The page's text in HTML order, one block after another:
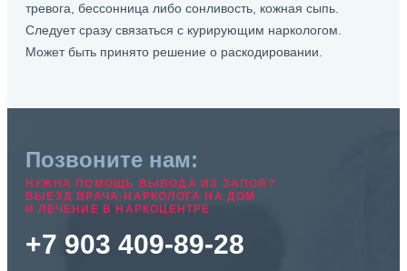
тревога, бессонница либо сонливость, кожная сыпь.
Следует сразу связаться с курирующим наркологом.
Может быть принято решение о раскодировании.
Позвоните нам:
НУЖНА ПОМОЩЬ ВЫВОДА ИЗ ЗАПОЯ?
ВЫЕЗД ВРАЧА-НАРКОЛОГА НА ДОМ
И ЛЕЧЕНИЕ В НАРКОЦЕНТРЕ
+7 903 409-89-28